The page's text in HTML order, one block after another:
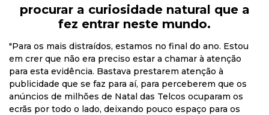
procurar a curiosidade natural que a
fez entrar neste mundo.
"Para os mais distraídos, estamos no final do ano. Estou
em crer que não era preciso estar a chamar à atenção
para esta evidência. Bastava prestarem atenção à
publicidade que se faz para aí, para perceberem que os
anúncios de milhões de Natal das Telcos ocuparam os
ecrãs por todo o lado, deixando pouco espaço para os